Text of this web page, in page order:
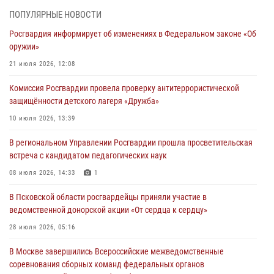
03 августа 2026, 17:21
21 единицу оружия изъяли Псковские росгвардейцы за неделю
03 августа 2026, 14:10
безопасности во время празднования Дня ВДВ
улицу Труда
31 июля 2026, 13:53
Всероссийского конкурса профессионального мастерства среди
сотрудников вневедомственной охраны Росгвардии, Псковские
Росгвардейцы одержали победу
ПОПУЛЯРНЫЕ НОВОСТИ
Росгвардия информирует об изменениях в Федеральном законе «Об
оружии»
21 июля 2026, 12:08
Комиссия Росгвардии провела проверку антитеррористической
защищённости детского лагеря «Дружба»
10 июля 2026, 13:39
В региональном Управлении Росгвардии прошла просветительская
встреча с кандидатом педагогических наук
08 июля 2026, 14:33 1
В Псковской области росгвардейцы приняли участие в
ведомственной донорской акции «От сердца к сердцу»
28 июля 2026, 05:16
В Москве завершились Всероссийские межведомственные
соревнования сборных команд федеральных органов